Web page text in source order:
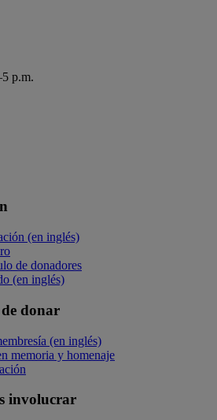
p.m.
(en inglés)
de donadores
(en inglés)
donar
(en inglés)
memoria y homenaje
involucrar